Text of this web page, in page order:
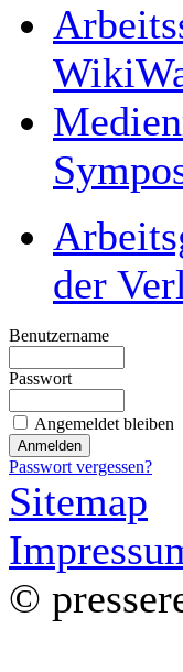
der
Benutzername
Passwort
Angemeldet bleiben
Passwort vergessen?
Sitemap
©